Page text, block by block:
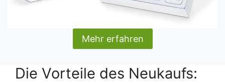
Mehr erfahren
Die Vorteile des Neukaufs: